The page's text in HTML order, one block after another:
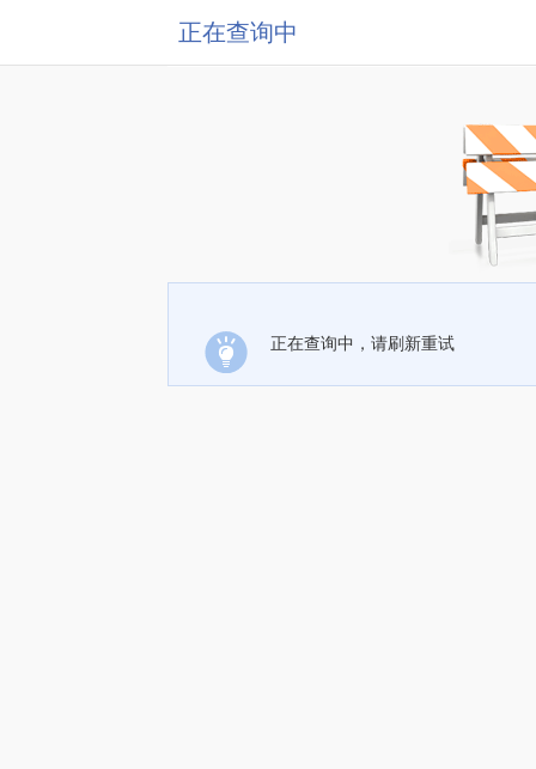
正在查询中
正在查询中，请刷新重试